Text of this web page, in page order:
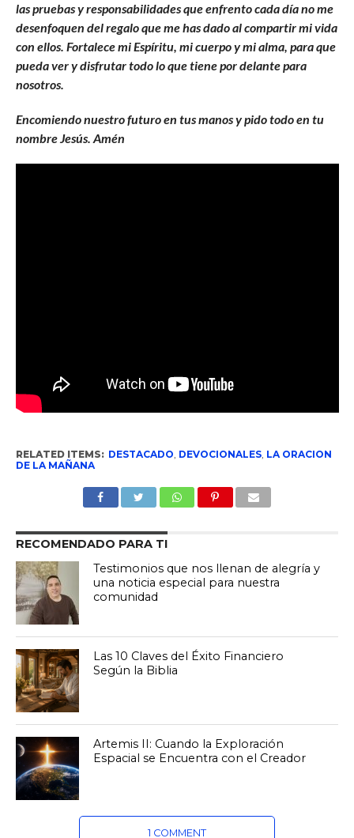
las pruebas y responsabilidades que enfrento cada día no me
desenfoquen del regalo que me has dado al compartir mi vida
con ellos. Fortalece mi Espíritu, mi cuerpo y mi alma, para que
pueda ver y disfrutar todo lo que tiene por delante para
nosotros.
Encomiendo nuestro futuro en tus manos y pido todo en tu
nombre Jesús. Amén
RELATED ITEMS: DESTACADO, DEVOCIONALES, LA ORACION
DE LA MAÑANA
RECOMENDADO PARA TI
Testimonios que nos llenan de alegría y
una noticia especial para nuestra
comunidad
Las 10 Claves del Éxito Financiero
Según la Biblia
Artemis II: Cuando la Exploración
Espacial se Encuentra con el Creador
1 COMMENT